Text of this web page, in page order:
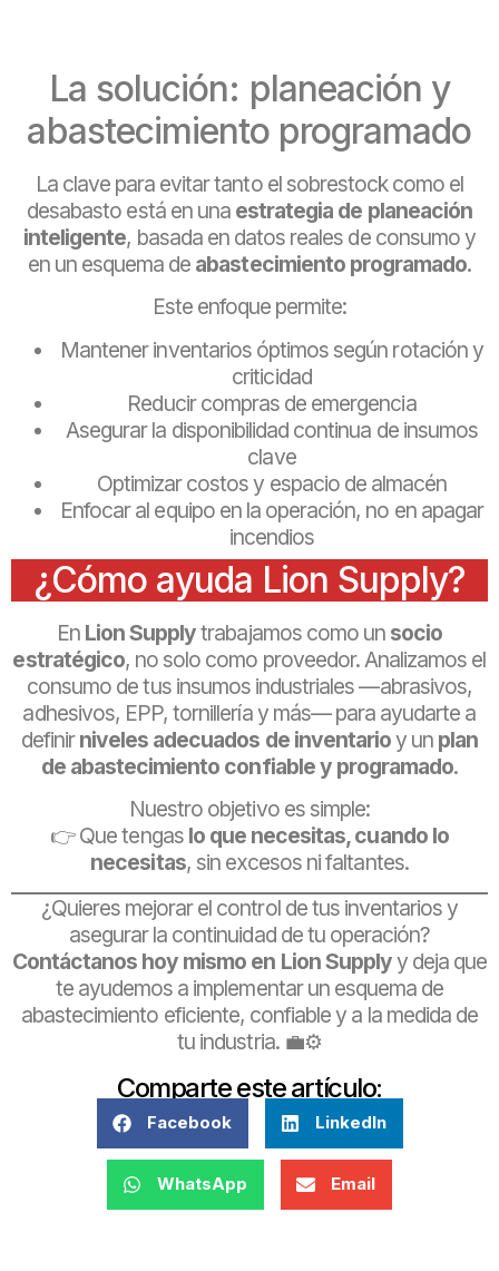
La solución: planeación y
abastecimiento programado
La clave para evitar tanto el sobrestock como el
desabasto está en una estrategia de planeación
inteligente, basada en datos reales de consumo y
en un esquema de abastecimiento programado.
Este enfoque permite:
Mantener inventarios óptimos según rotación y
criticidad
Reducir compras de emergencia
Asegurar la disponibilidad continua de insumos
clave
Optimizar costos y espacio de almacén
Enfocar al equipo en la operación, no en apagar
incendios
¿Cómo ayuda Lion Supply?
En Lion Supplytrabajamos como un socio
estratégico, no solo como proveedor. Analizamos el
consumo de tus insumos industriales —abrasivos,
adhesivos, EPP, tornillería y más— para ayudarte a
definirniveles adecuados de inventarioy un plan
de abastecimiento confiable y programado.
Nuestro objetivo es simple:
👉 Que tengas lo que necesitas, cuando lo
necesitas, sin excesos ni faltantes.
¿Quieres mejorar el control de tus inventarios y
asegurar la continuidad de tu operación?
Contáctanos hoy mismo en Lion Supplyy deja que
te ayudemos a implementar un esquema de
abastecimiento eficiente, confiable y a la medida de
tu industria. 💼⚙️
Comparte este artículo:
Facebook LinkedIn
WhatsApp Email